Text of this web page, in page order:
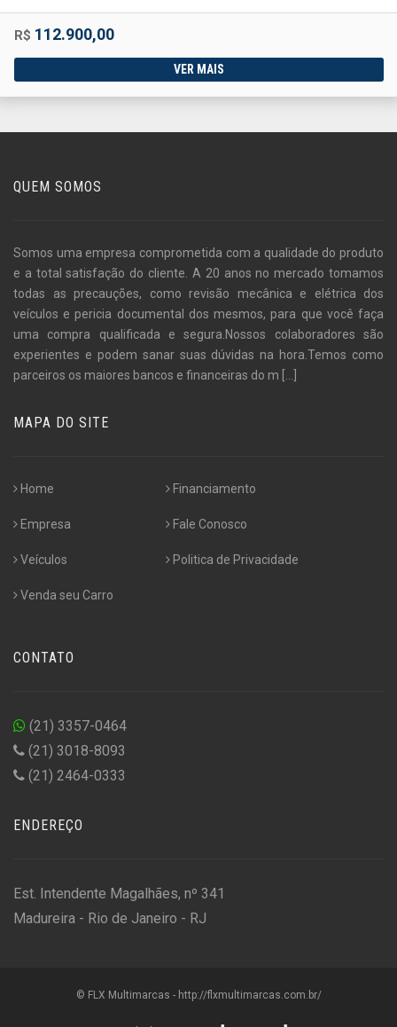
R$ 112.900,00
VER MAIS
QUEM SOMOS
Somos uma empresa comprometida com a qualidade do produto
e a total satisfação do cliente. A 20 anos no mercado tomamos
todas as precauções, como revisão mecânica e elétrica dos
veículos e pericia documental dos mesmos, para que você faça
uma compra qualificada e segura.Nossos colaboradores são
experientes e podem sanar suas dúvidas na hora.Temos como
parceiros os maiores bancos e financeiras do m
MAPA DO SITE
Home
Empresa
Veículos
Venda seu Carro
Financiamento
Fale Conosco
Politica de Privacidade
CONTATO
(21) 3357-0464
(21) 3018-8093
(21) 2464-0333
ENDEREÇO
Est. Intendente Magalhães, nº 341
Madureira - Rio de Janeiro - RJ
© FLX Multimarcas - http://flxmultimarcas.com.br/